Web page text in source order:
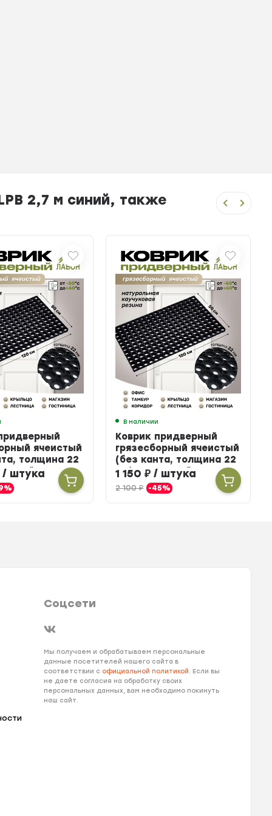
2,7 м синий, также
ячеистый
толщина 22
80 х 120
/ штука
В наличии
Коврик придверный
грязесборный ячеистый
(без канта, толщина 22
мм) резиновый, 50 х 100
см
1 150₽ / штука
2 100₽ -45%
Соцсети
Мы получаем и обрабатываем персональные
данные посетителей нашего сайта в
соответствии с официальной политикой. Если вы
не даете согласия на обработку своих
персональных данных, вам необходимо покинуть
наш сайт.